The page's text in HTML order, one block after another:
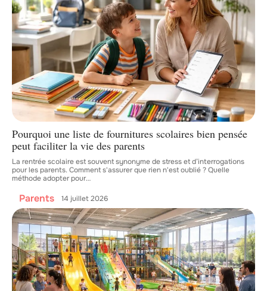
Pourquoi une liste de fournitures scolaires bien pensée
peut faciliter la vie des parents
La rentrée scolaire est souvent synonyme de stress et d’interrogations
pour les parents. Comment s'assurer que rien n'est oublié ? Quelle
méthode adopter pour…
Parents 14 juillet 2026